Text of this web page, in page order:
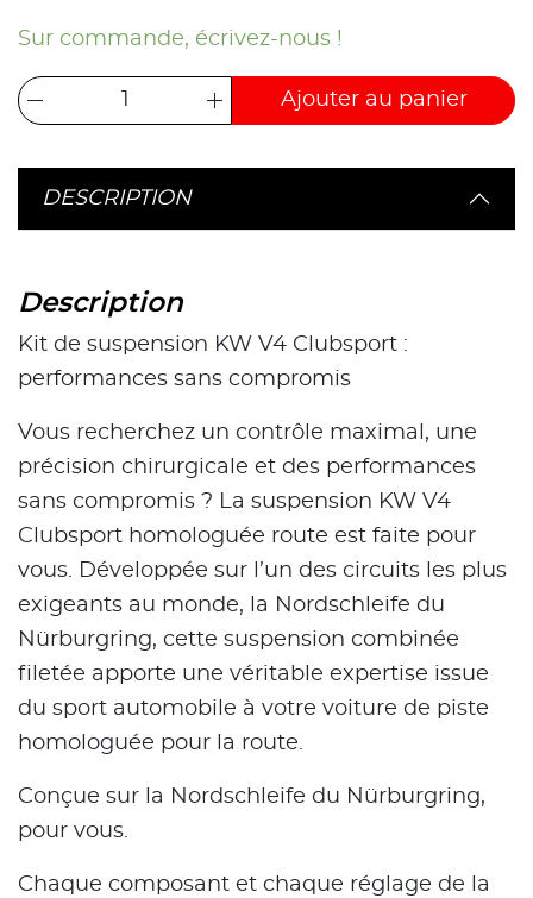
Sur commande, écrivez-nous !
Ajouter au panier
DESCRIPTION
Description
Kit de suspension KW V4 Clubsport :
performances sans compromis
Vous recherchez un contrôle maximal, une
précision chirurgicale et des performances
sans compromis ? La suspension KW V4
Clubsport homologuée route est faite pour
vous. Développée sur l’un des circuits les plus
exigeants au monde, la Nordschleife du
Nürburgring, cette suspension combinée
filetée apporte une véritable expertise issue
du sport automobile à votre voiture de piste
homologuée pour la route.
Conçue sur la Nordschleife du Nürburgring,
pour vous.
Chaque composant et chaque réglage de la